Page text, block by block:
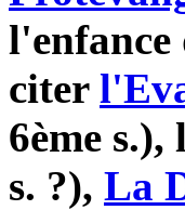
l'enfance
citer
6ème s.),
s. ?), La